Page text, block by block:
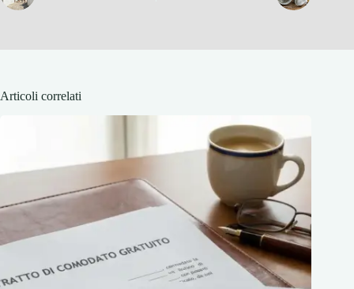
Articoli correlati